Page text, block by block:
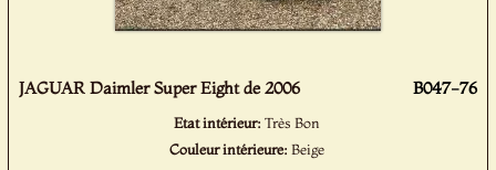
JAGUAR Daimler Super Eight de 2006 B047-76
Etat intérieur: Très Bon
Couleur intérieure: Beige